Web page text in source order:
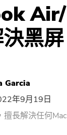
視頻轉換器
壓縮器
黑屏
Garcia
年9月19日
擅長解決任何